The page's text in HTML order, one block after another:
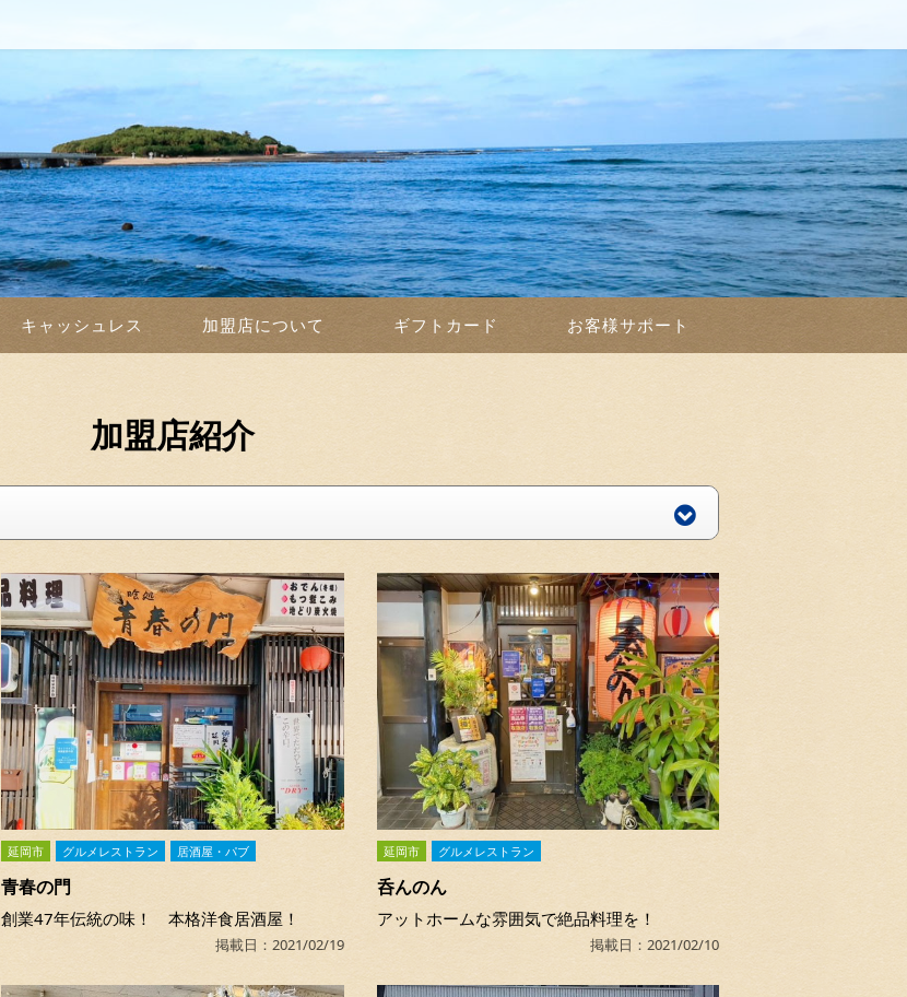
キャッシュレス 加盟店について ギフトカード お客様サポート
加盟店紹介
延岡市 グルメレストラン 居酒屋・パブ
青春の門
創業47年伝統の味！ 本格洋食居酒屋！
掲載日：2021/02/19
延岡市 グルメレストラン
呑んのん
アットホームな雰囲気で絶品料理を！
掲載日：2021/02/10